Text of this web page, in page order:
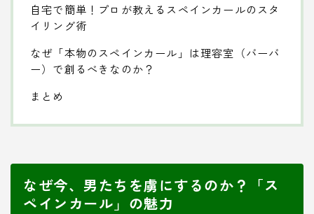
自宅で簡単！プロが教えるスペインカールのスタ
イリング術
なぜ「本物のスペインカール」は理容室（バーバ
ー）で創るべきなのか？
まとめ
なぜ今、男たちを虜にするのか？「ス
ペインカール」の魅力